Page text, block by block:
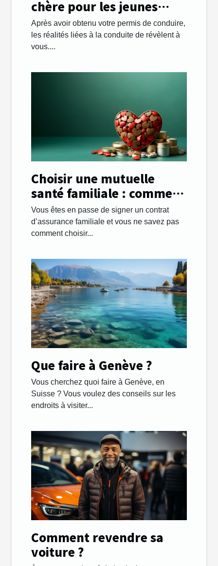
chère pour les jeunes
automobilistes ?
Après avoir obtenu votre permis de conduire,
les réalités liées à la conduite de révèlent à
vous....
Choisir une mutuelle
santé familiale : comment
s’y prendre ?
Vous êtes en passe de signer un contrat
d’assurance familiale et vous ne savez pas
comment choisir...
Que faire à Genève ?
Vous cherchez quoi faire à Genève, en
Suisse ? Vous voulez des conseils sur les
endroits à visiter...
Comment revendre sa
voiture ?